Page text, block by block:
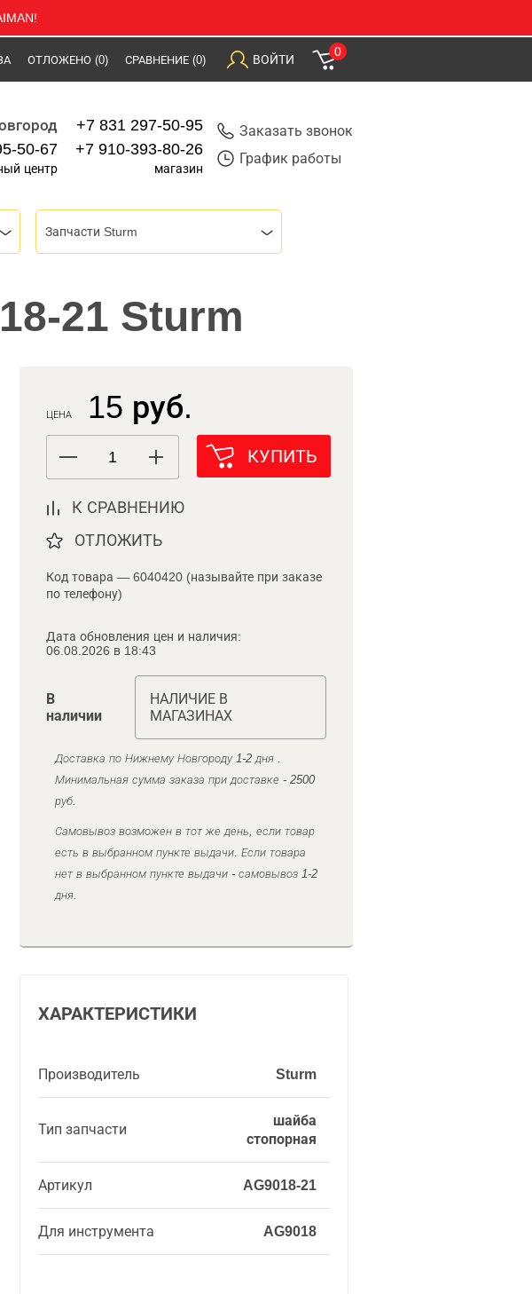
ОТЛОЖЕНО (0) СРАВНЕНИЕ (0) ВОЙТИ
0
50-67
центр
+7 831 297-50-95
+7 910-393-80-26
магазин
Заказать звонок
График работы
Запчасти Sturm
21 Sturm
ЦЕНА 15 руб.
КУПИТЬ
К СРАВНЕНИЮ
ОТЛОЖИТЬ
Код товара — 6040420 (называйте при заказе
по телефону)
Дата обновления цен и наличия:
06.08.2026 в 18:43
В
наличии
НАЛИЧИЕ В
МАГАЗИНАХ
Доставка по Нижнему Новгороду 1-2 дня .
Минимальная сумма заказа при доставке - 2500
руб.
Самовывоз возможен в тот же день, если товар
есть в выбранном пункте выдачи. Если товара
нет в выбранном пункте выдачи - самовывоз 1-2
дня.
ХАРАКТЕРИСТИКИ
Производитель Sturm
Тип запчасти
шайба
стопорная
Артикул AG9018-21
Для инструмента AG9018